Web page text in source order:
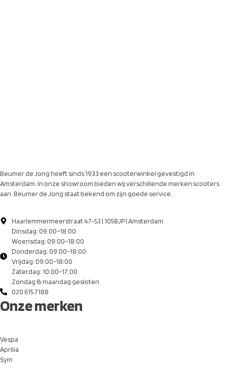
Beumer de Jong heeft sinds 1933 een scooterwinkel gevestigd in
Amsterdam. In onze showroom bieden wij verschillende merken scooters
aan. Beumer de Jong staat bekend om zijn goede service.
Haarlemmermeerstraat 47-53 | 1058JP | Amsterdam
Dinsdag: 09:00–18:00
Woensdag: 09:00–18:00
Donderdag: 09:00–18:00
Vrijdag: 09:00–18:00
Zaterdag: 10:00–17:00
Zondag & maandag gesloten
020 615 7188
Onze merken
Vespa
Aprilia
Sym